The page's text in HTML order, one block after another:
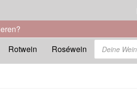
Rotwein Roséwein
Products
search